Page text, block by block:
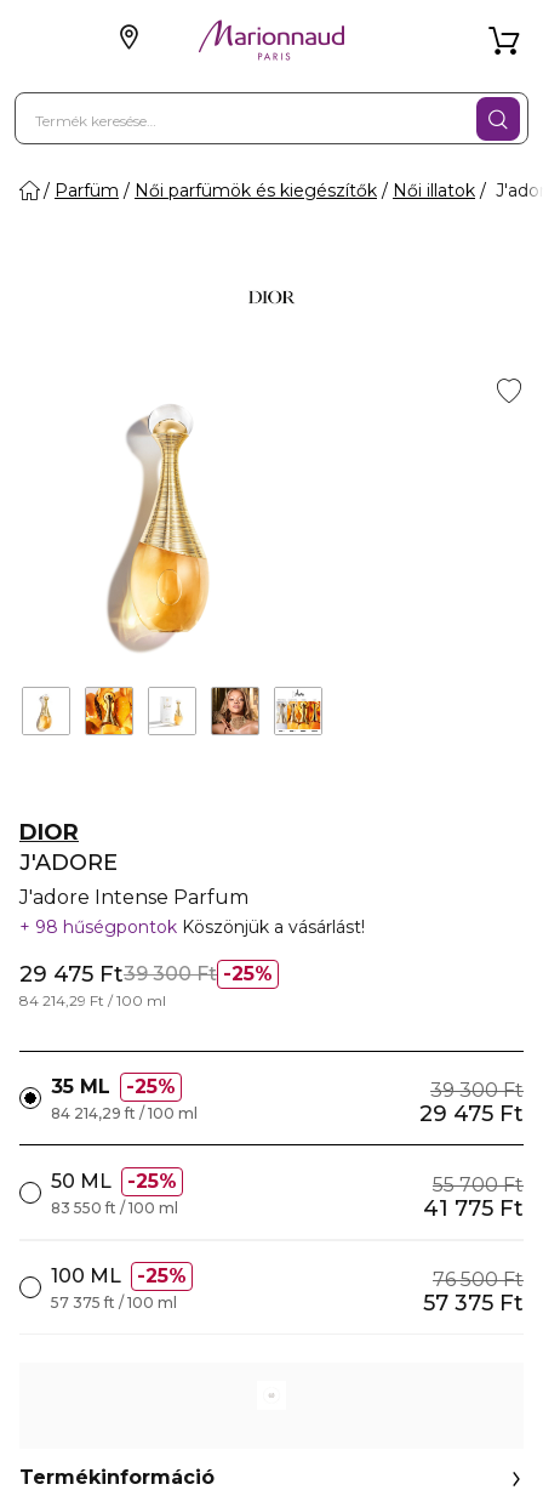
Parfüm Női parfümök és kiegészítők Női illatok
DIOR
J'ADORE
J'adore Intense Parfum
98 hűségpontok Köszönjük a vásárlást!
25%
29 475 Ft39 300 Ft
84 214,29 Ft / 100 ml
35 ML 25% 39 300 Ft
29 475 Ft
84 214,29 ft / 100 ml
50 ML 25% 55 700 Ft
41 775 Ft
83 550 ft / 100 ml
100 ML 25% 76 500 Ft
57 375 Ft
57 375 ft / 100 ml
Termékinformáció